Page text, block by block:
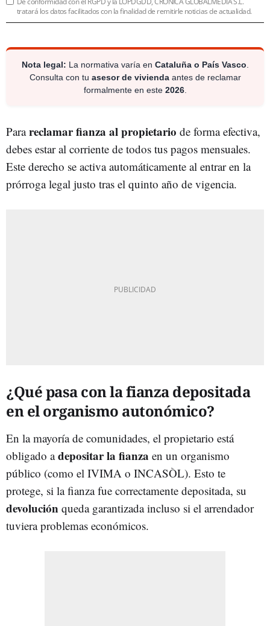
tratará los datos facilitados con la finalidad de remitirle noticias de actualidad.
Nota legal: La normativa varía en Cataluña o País Vasco
Consulta con tu asesor de viviendaantes de reclamar
formalmente en este 2026.
Parareclamar fianza al propietario de forma efectiva,
debes estar al corriente de todos tus pagos mensuales.
Este derecho se activa automáticamente al entrar en la
prórroga legal justo tras el quinto año de vigencia.
¿Qué pasa con la fianza depositada
en el organismo autonómico?
En la mayoría de comunidades, el propietario está
obligado adepositar la fianza en un organismo
público (como el IVIMA o INCASÒL). Esto te
protege, si la fianza fue correctamente depositada, su
devolución queda garantizada incluso si el arrendador
tuviera problemas económicos.